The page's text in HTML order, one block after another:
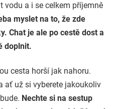
vodu a i se celkem příjemně
myslet na to, že zde
Chat je ale po cestě dost a
doplnit.
cesta horší jak nahoru.
ať už si vyberete jakoukoliv
Nechte si na sestup